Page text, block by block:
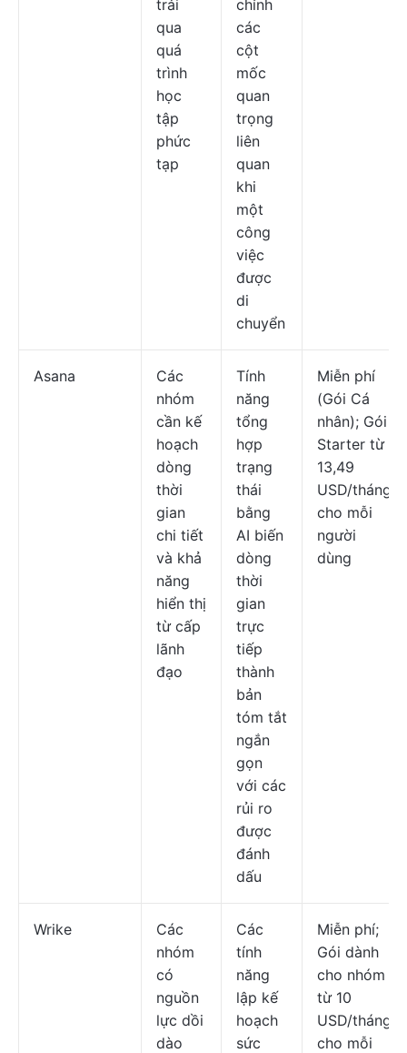
trải
qua
quá
trình
học
tập
phức
tạp
chỉnh
các
cột
mốc
quan
trọng
liên
quan
khi
một
công
việc
được
di
chuyển
Asana
Các
nhóm
cần kế
hoạch
dòng
thời
gian
chi tiết
và khả
năng
hiển thị
từ cấp
lãnh
đạo
Tính
năng
tổng
hợp
trạng
thái
bằng
AI biến
dòng
thời
gian
trực
tiếp
thành
bản
tóm tắt
ngắn
gọn
với các
rủi ro
được
đánh
dấu
Miễn phí
(Gói Cá
nhân); Gói
Starter từ
13,49
USD/tháng
cho mỗi
người
dùng
Wrike
Các
nhóm
có
nguồn
lực dồi
dào
Các
tính
năng
lập kế
hoạch
sức
Miễn phí;
Gói dành
cho nhóm
từ 10
USD/tháng
cho mỗi